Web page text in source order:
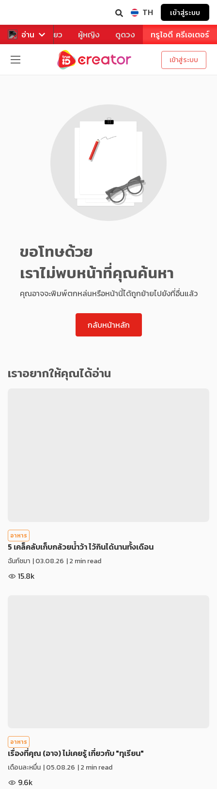
TH เข้าสู่ระบบ
อ่าน
หาร ท่องเที่ยว ผู้หญิง ดูดวง ทรูไอดี ครีเอเตอร์
เข้าสู่ระบบ
ขอโทษด้วย
เราไม่พบหน้าที่คุณค้นหา
คุณอาจจะพิมพ์ตกหล่นหรือหน้านี้ได้ถูกย้ายไปยังที่อื่นแล้ว
กลับหน้าหลัก
เราอยากให้คุณได้อ่าน
อาหาร
5 เคล็คลับเก็บกล้วยน้ำว้า ไว้กินได้นานทั้งเดือน
ฉันท์ชมา |03.08.26 | 2 min read
15.8k
อาหาร
เรื่องที่คุณ (อาจ) ไม่เคยรู้ เกี่ยวกับ "ทุเรียน"
เดือนละหมื่น |05.08.26 | 2 min read
9.6k